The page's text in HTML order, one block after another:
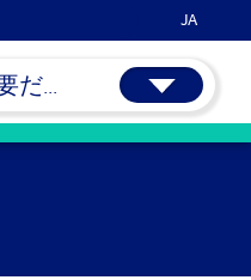
JA
だ...